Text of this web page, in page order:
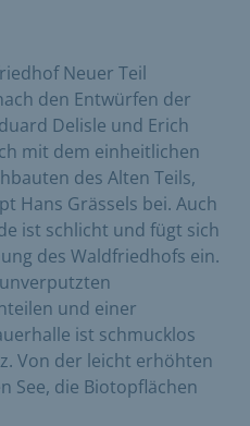
Neuer Teil
den Entwürfen der
Delisle und Erich
mit dem einheitlichen
des Alten Teils,
Hans Grässels bei. Auch
ist schlicht und fügt sich
des Waldfriedhofs ein.
und einer
ist schmucklos
Von der leicht erhöhten
See, die Biotopflächen